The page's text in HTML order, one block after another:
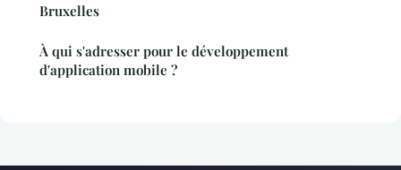
Bruxelles
À qui s'adresser pour le développement
d'application mobile ?